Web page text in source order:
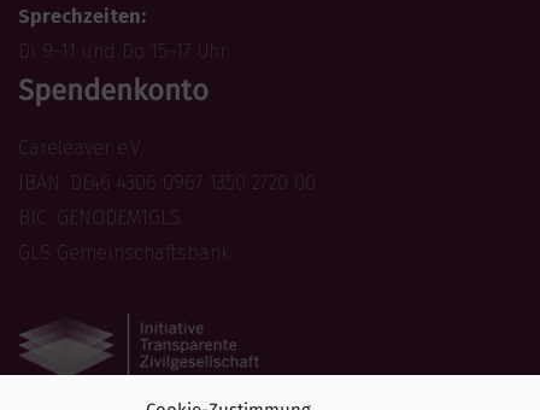
Sprechzeiten:
Di 9–11 und Do 15–17 Uhr
Spendenkonto
Careleaver e.V.
IBAN: DE46 4306 0967 1350 2720 00
BIC: GENODEM1GLS
GLS Gemeinschaftsbank